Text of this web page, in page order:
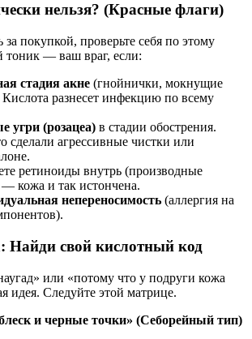
нельзя? (Красные флаги)
покупкой, проверьте себя по этому
тоник — ваш враг, если:
стадия акне (гнойнички, мокнущие
Кислота разнесет инфекцию по всему
угри (розацеа) в стадии обострения.
сделали агрессивные чистки или
ретиноиды внутрь (производные
кожа и так истончена.
непереносимость (аллергия на
Найди свой кислотный код
или «потому что у подруги кожа
идея. Следуйте этой матрице.
и черные точки» (Себорейный тип)